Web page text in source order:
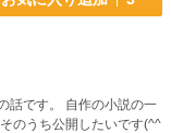
話です。 自作の小説の一
のうち公開したいです(^^